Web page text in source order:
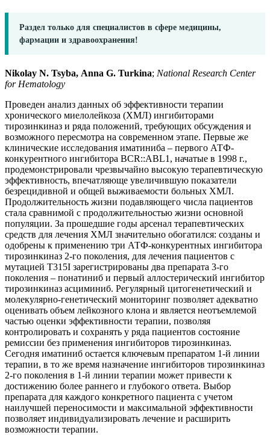
Раздел только для специалистов в сфере медицины,
фармации и здравоохранения!
Nikolay N. Tsyba, Anna G. Turkina; National Research Center
for Hematology
Проведен анализ данных об эффективности терапии
хронического миелолейкоза (ХМЛ) ингибиторами
тирозинкиназ и ряда положений, требующих обсуждения и
возможного пересмотра на современном этапе. Первые же
клинические исследования иматиниба – первого АТФ-
конкурентного ингибитора BCR::ABL1, начатые в 1998 г.,
продемонстрировали чрезвычайно высокую терапевтическую
эффективность, впечатляюще увеличившую показатели
безрецидивной и общей выживаемости больных ХМЛ.
Продолжительность жизни подавляющего числа пациентов
стала сравнимой с продолжительностью жизни основной
популяции. За прошедшие годы арсенал терапевтических
средств для лечения ХМЛ значительно обогатился: созданы и
одобрены к применению три АТФ-конкурентных ингибитора
тирозинкиназ 2-го поколения, для лечения пациентов с
мутацией Т315I зарегистрированы два препарата 3-го
поколения – понатиниб и первый аллостерический ингибитор
тирозинкиназ асциминиб. Регулярный цитогенетический и
молекулярно-генетический мониторинг позволяет адекватно
оценивать объем лейкозного клона и является неотъемлемой
частью оценки эффективности терапии, позволяя
контролировать и сохранять у ряда пациентов состояние
ремиссии без применения ингибиторов тирозинкиназ.
Сегодня иматиниб остается ключевым препаратом 1-й линии
терапии, в то же время назначение ингибиторов тирозинкиназ
2-го поколения в 1-й линии терапии может привести к
достижению более раннего и глубокого ответа. Выбор
препарата для каждого конкретного пациента с учетом
наилучшей переносимости и максимальной эффективности
позволяет индивидуализировать лечение и расширить
возможности терапии.